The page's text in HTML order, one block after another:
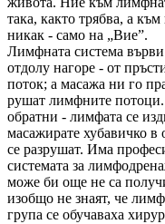
така, както трябва, а
никак - само на „Вие”.
Лимфната система
отдолу нагоре - от
поток; а масажа ни го
рушат лимфните
обратни - лимфата се
масажирате хубавичко
се разрушат. Има
системата за
може би още не са
изобщо не знаят, че
група се обучаваха